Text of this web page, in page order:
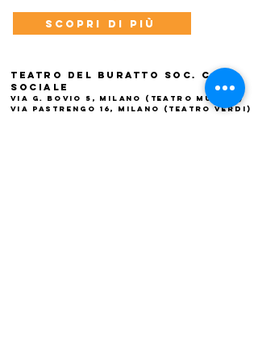
Scopri di più
Teatro del Buratto Soc. Coop
sociale
Via G. Bovio 5, Milano (Teatro Munari)
Via Pastrengo 16, Milano (Teatro Verdi)